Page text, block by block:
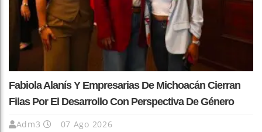
Fabiola Alanís Y Empresarias De Michoacán Cierran
Filas Por El Desarrollo Con Perspectiva De Género
Adm3 07 Ago 2026